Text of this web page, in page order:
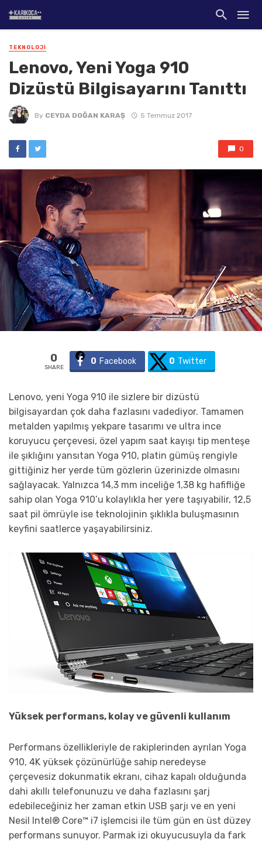
TEKNOLOJI
Lenovo, Yeni Yoga 910
Dizüstü Bilgisayarını Tanıttı
By CEYDA DOĞAN KARAŞ 5 Temmuz 2017
0
0
SHARE
0 Facebook 0 Twitter
Lenovo, yeni Yoga 910 ile sizlere bir dizüstü
bilgisayardan çok daha fazlasını vadediyor. Tamamen
metalden yapılmış yekpare tasarımı ve ultra ince
koruyucu çerçevesi, özel yapım saat kayışı tip menteşe
ile şıklığını yansıtan Yoga 910, platin gümüş rengiyle
gittiğiniz her yerde tüm gözlerin üzerinizde olmasını
sağlayacak. Yalnızca 14,3 mm inceliğe 1,38 kg hafifliğe
sahip olan Yoga 910’u kolaylıkla her yere taşıyabilir, 12,5
saat pil ömrüyle ise teknolojinin şıklıkla buluşmasının
keyfini saatlerce yaşayabilirsiniz.
Yüksek performans, kolay ve güvenli kullanım
Performans özellikleriyle de rakiplerinden ayrılan Yoga
910, 4K yüksek çözünürlüğe sahip neredeyse
çerçevesiz dokunmatik ekranı, cihaz kapalı olduğunda
dahi akıllı telefonunuzu ve daha fazlasını şarj
edebileceğiniz her zaman etkin USB şarjı ve en yeni
Nesil Intel® Core™ i7 işlemcisi ile tüm gün en üst düzey
performans sunuyor. Parmak izi okuyucusuyla da fark